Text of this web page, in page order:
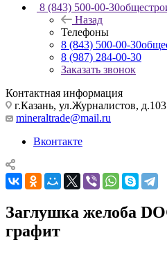
8 (843) 500-00-30
Назад
Телефоны
8 (843) 500-00-30
8 (987) 284-00-30
Заказать звонок
Контактная информация
г.Казань, ул.Журналистов, д.103
mineraltrade@mail.ru
Вконтакте
Заглушка желоба
графит